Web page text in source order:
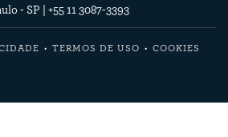
- SP | +55 11 3087-3393
TERMOS DE USO COOKIES